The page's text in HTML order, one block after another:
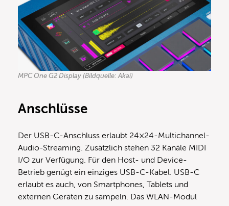
MPC One G2 Display (Bildquelle: Akai)
Anschlüsse
Der USB-C-Anschluss erlaubt 24×24-Multichannel-
Audio-Streaming. Zusätzlich stehen 32 Kanäle MIDI
I/O zur Verfügung. Für den Host- und Device-
Betrieb genügt ein einziges USB-C-Kabel. USB-C
erlaubt es auch, von Smartphones, Tablets und
externen Geräten zu sampeln. Das WLAN-Modul